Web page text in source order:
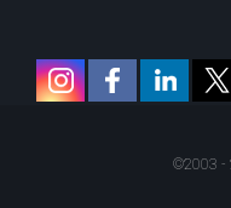
©2003 -